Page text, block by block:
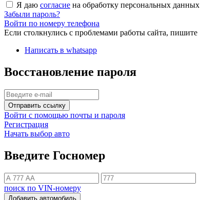
Я даю согласие на обработку персональных данных
Забыли пароль?
Войти по номеру телефона
Если столкнулись с проблемами работы сайта, пишите
Написать в whatsapp
Восстановление пароля
Отправить ссылку
Войти с помощью почты и пароля
Регистрация
Начать выбор авто
Введите Госномер
поиск по VIN-номеру
Добавить автомобиль